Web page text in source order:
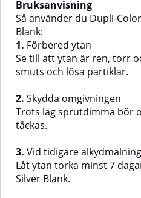
Bruksanvisning
Så använder du Dupli-
Blank:
1. Förbered ytan
Se till att ytan är ren, torr
smuts och lösa partiklar.
2. Skydda omgivningen
Trots låg sprutdimma bör
täckas.
3. Vid tidigare alkydmålning
Låt ytan torka minst 7
Silver Blank.